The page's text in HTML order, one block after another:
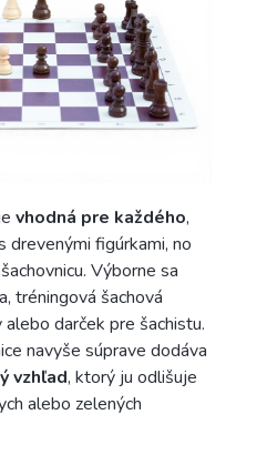
vhodná pre každého,
drevenými figúrkami, no
Výborne sa
tréningová šachová
darček pre šachistu.
navyše súprave dodáva
vzhľad, ktorý ju odlišuje
alebo zelených